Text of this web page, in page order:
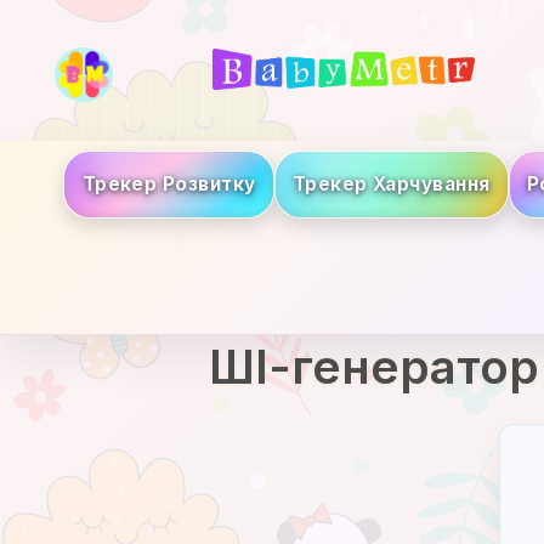
Трекер Розвитку Трекер Харчування
ШІ-